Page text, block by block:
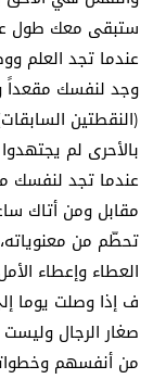
ستبقى معك طول
عندما تجد العلم
وجد لنفسك
(النقطتين
بالأحرى لم
عندما تجد لنفسك
مقابل ومن أتاك
تحطّم من
العطاء وإعطاء
ف إذا وصلت يوما
صغار الرجال
من أنفسهم